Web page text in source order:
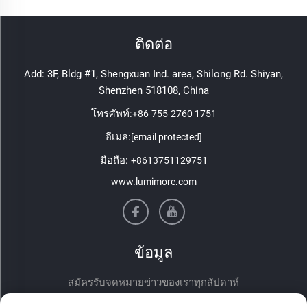
ติดต่อ
Add: 3F, Bldg #1, Shengxuan Ind. area, Shilong Rd. Shiyan,
Shenzhen 518108, China
โทรศัพท์:+86-755-2760 1751
อีเมล:[email protected]
มือถือ: +8613751129751
www.lumimore.com
ข้อมูล
สมัครรับจดหมายข่าวของเราทุกสัปดาห์